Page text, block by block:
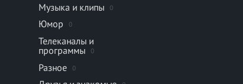
Музыка и клипы 0
Юмор 0
Телеканалы и
программы
0
Разное 0